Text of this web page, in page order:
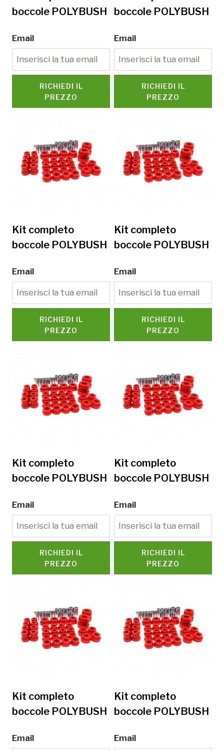
boccole POLYBUSH
Email
RICHIEDI IL
PREZZO
boccole POLYBUSH
Email
RICHIEDI IL
PREZZO
Kit completo
boccole POLYBUSH
Email
RICHIEDI IL
PREZZO
Kit completo
boccole POLYBUSH
Email
RICHIEDI IL
PREZZO
Kit completo
boccole POLYBUSH
Email
RICHIEDI IL
PREZZO
Kit completo
boccole POLYBUSH
Email
RICHIEDI IL
PREZZO
Kit completo
boccole POLYBUSH
Email
Kit completo
boccole POLYBUSH
Email